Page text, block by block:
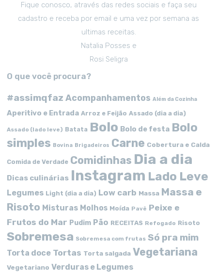
Fique conosco, através das redes sociais e faça seu
cadastro e receba por email e uma vez por semana as
ultimas receitas.
Natalia Posses e
Rosi Seligra
O que você procura?
#assimqfaz Acompanhamentos Além da Cozinha
Aperitivo e Entrada Arroz e Feijão Assado (dia a dia)
Assado (lado leve) Batata Bolo Bolo de festa Bolo
simples Bovina Brigadeiros Carne Cobertura e Calda
Comida de Verdade Comidinhas Dia a dia
Dicas culinárias Instagram Lado Leve
Legumes Light (dia a dia) Low carb Massa Massa e
Risoto Misturas Molhos Moída Pavê Peixe e
Frutos do Mar Pudim Pão RECEITAS Refogado Risoto
Sobremesa Sobremesa com frutas Só pra mim
Torta doce Tortas Torta salgada Vegetariana
Vegetariano Verduras e Legumes